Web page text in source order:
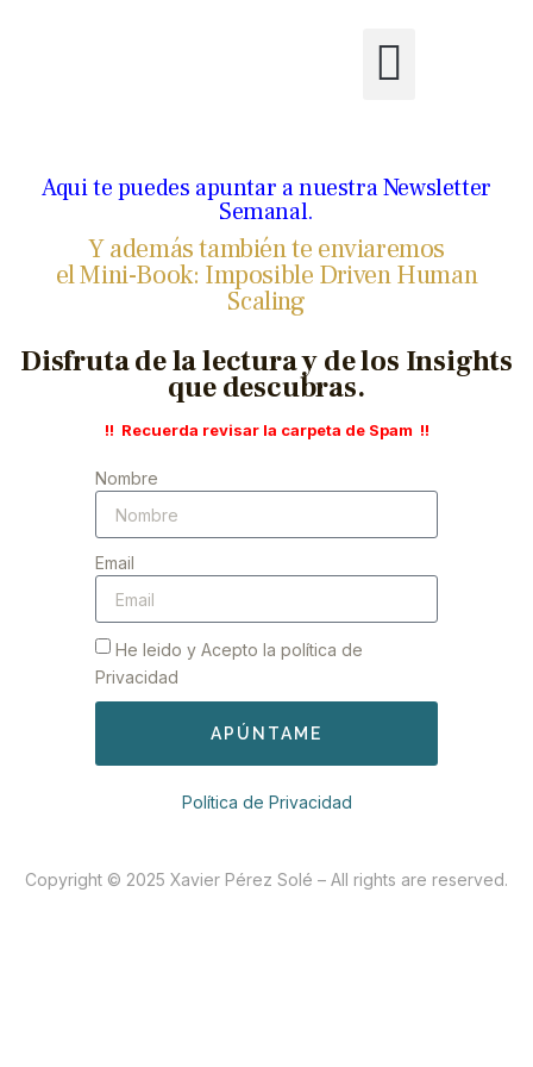
Aqui te puedes apuntar a nuestra Newsletter
Semanal.
Y además también te enviaremos
el Mini-Book: Imposible Driven Human
Scaling
Disfruta de la lectura y de los Insights
que descubras.
!! Recuerda revisar la carpeta de Spam !!
Nombre
Email
He leido y Acepto la política de
Privacidad
APÚNTAME
Política de Privacidad
Copyright © 2025 Xavier Pérez Solé – All rights are reserved.